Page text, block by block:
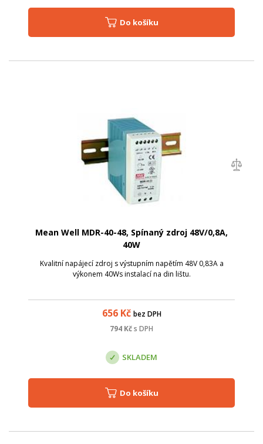
Do košíku
Mean Well MDR-40-48, Spínaný zdroj 48V/0,8A,
40W
Kvalitní napájecí zdroj s výstupním napětím 48V 0,83A a
výkonem 40Ws instalací na din lištu.
656Kč bez DPH
794 Kčs DPH
SKLADEM
Do košíku